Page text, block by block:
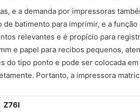
e a demanda por impressoras
batimento para imprimir, e a
relevantes e é propício para
e papel para recibos pequenos,
tipo ponto e pode ser colocada
Portanto, a impressora
Z76I